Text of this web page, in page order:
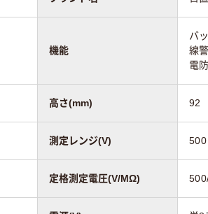
機能
バ
線
電
高さ(mm) 92
測定レンジ(V) 500
定格測定電圧(V/MΩ)